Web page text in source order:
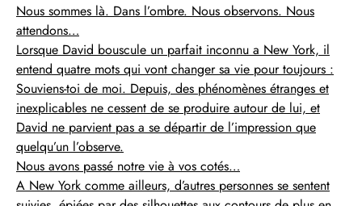
Nous sommes là. Dans l’ombre. Nous observons. Nous
attendons…
Lorsque David bouscule un parfait inconnu a New York, il
entend quatre mots qui vont changer sa vie pour toujours :
Souviens-toi de moi. Depuis, des phénomènes étranges et
inexplicables ne cessent de se produire autour de lui, et
David ne parvient pas a se départir de l’impression que
quelqu’un l’observe.
Nous avons passé notre vie à vos cotés…
A New York comme ailleurs, d’autres personnes se sentent